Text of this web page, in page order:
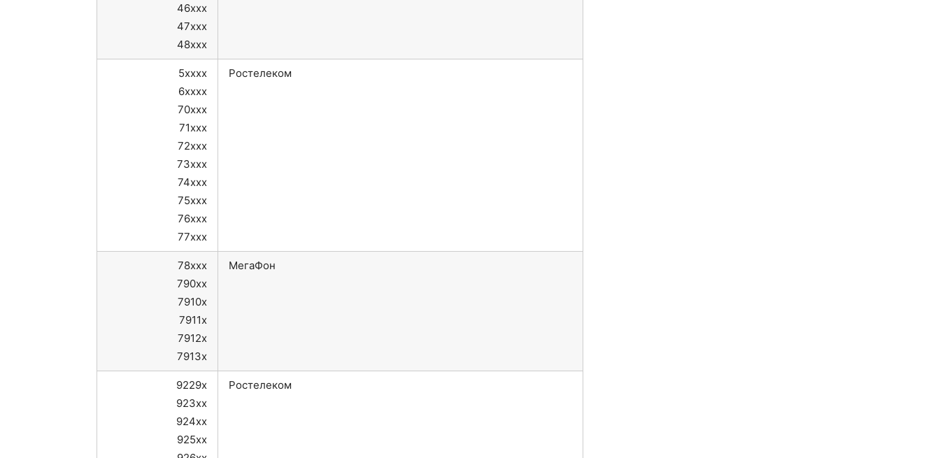
46xxx
47xxx
48xxx
5xxxx
6xxxx
70xxx
71xxx
72xxx
73xxx
74xxx
75xxx
76xxx
77xxx
Ростелеком
78xxx
790xx
7910x
7911x
7912x
7913x
МегаФон
9229x
923xx
924xx
925xx
Ростелеком